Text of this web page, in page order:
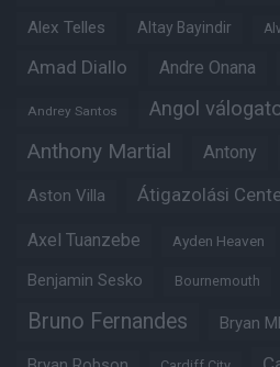
Alex Telles Altay Bayindir
Amad Diallo Andre Onana
Andrey Santos Angol
Anthony Martial Antony
Aston Villa Átigazolási
Axel Tuanzebe Ayden Heaven
Benjamin Sesko Bournemouth
Bruno Fernandes Bryan